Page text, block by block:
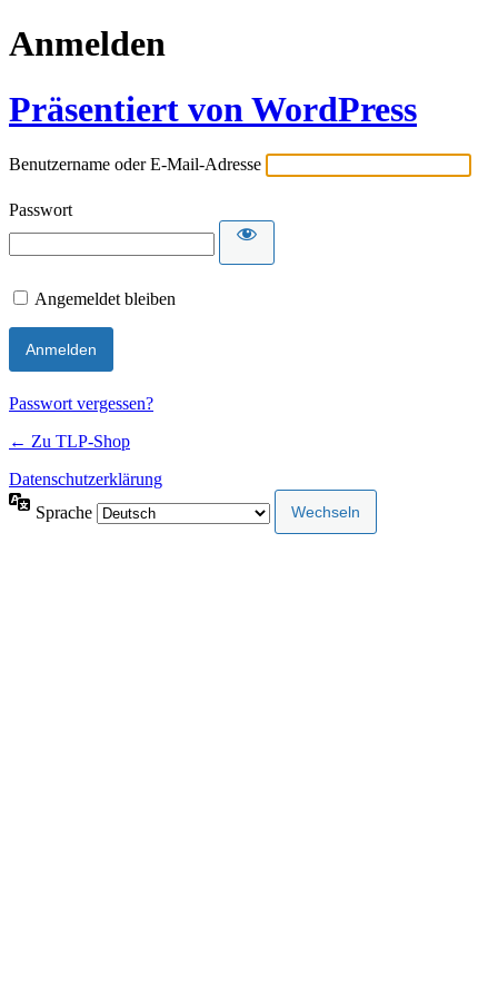
Anmelden
Präsentiert von WordPress
Benutzername oder E-Mail-Adresse
Passwort
Angemeldet bleiben
Passwort vergessen?
← Zu TLP-Shop
Datenschutzerklärung
Sprache